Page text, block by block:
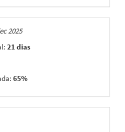
2025
21 dias
65%